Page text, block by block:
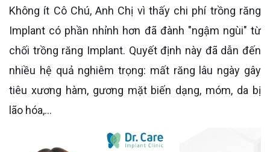
Không ít Cô Chú, Anh Chị vì thấy chi phí trồng răng
Implant có phần nhỉnh hơn đã đành "ngậm ngùi" từ
chối trồng răng Implant. Quyết định này đã dẫn đến
nhiều hệ quả nghiêm trọng: mất răng lâu ngày gây
tiêu xương hàm, gương mặt biến dạng, móm, da bị
lão hóa,...